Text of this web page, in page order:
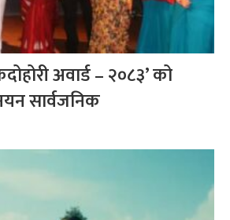
अवार्ड – २०८३’ को
सार्वजनिक